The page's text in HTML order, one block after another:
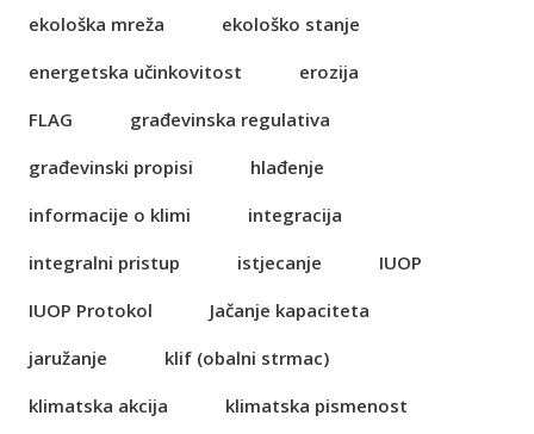
ekološka mreža
ekološko stanje
energetska učinkovitost
erozija
FLAG
građevinska regulativa
građevinski propisi
hlađenje
informacije o klimi
integracija
integralni pristup
istjecanje
IUOP
IUOP Protokol
Jačanje kapaciteta
jaružanje
klif (obalni strmac)
klimatska akcija
klimatska pismenost